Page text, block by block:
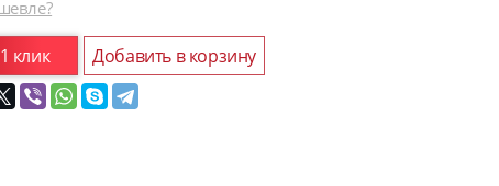
клик Добавить в корзину